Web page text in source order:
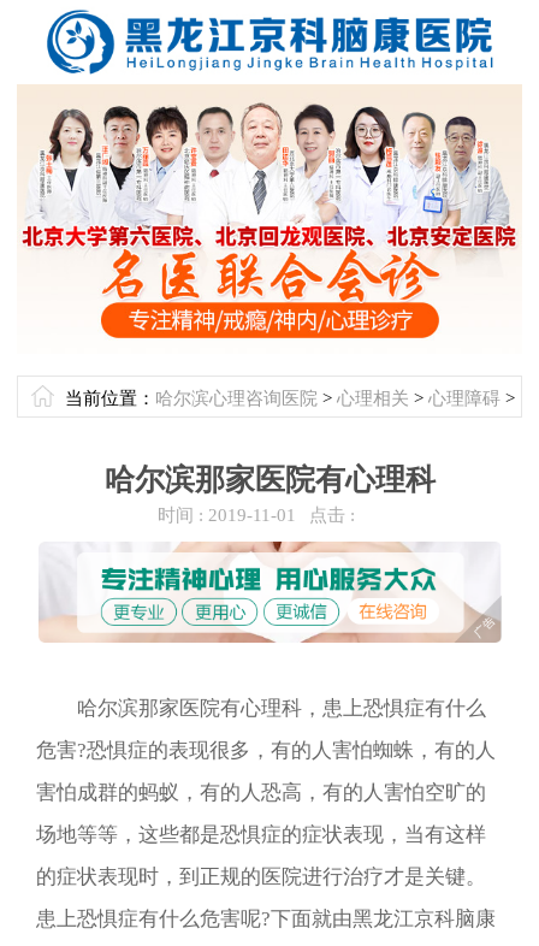
当前位置： 哈尔滨心理咨询医院 > 心理相关 > 心理障碍>
哈尔滨那家医院有心理科
时间 : 2019-11-01 点击 :
哈尔滨那家医院有心理科，患上恐惧症有什么
危害?恐惧症的表现很多，有的人害怕蜘蛛，有的人
害怕成群的蚂蚁，有的人恐高，有的人害怕空旷的
场地等等，这些都是恐惧症的症状表现，当有这样
的症状表现时，到正规的医院进行治疗才是关键。
患上恐惧症有什么危害呢?下面就由黑龙江京科脑康